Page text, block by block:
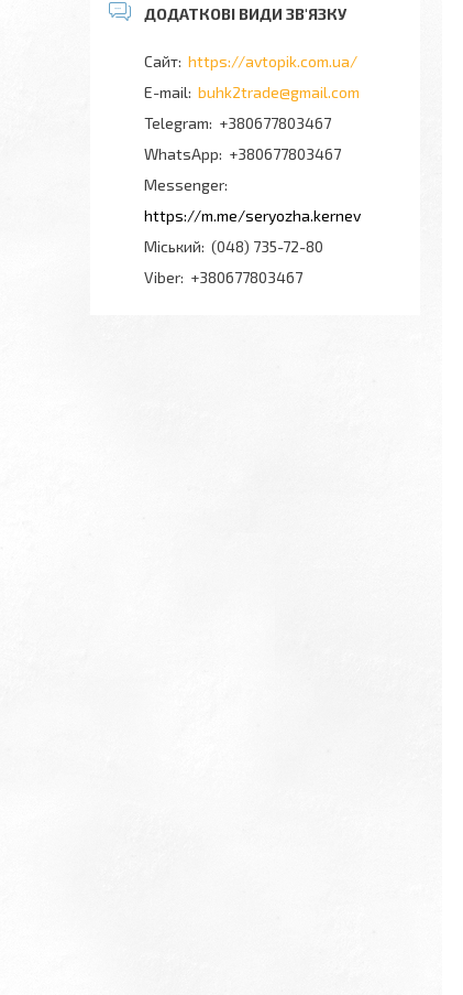
https://avtopik.com.ua/
buhk2trade@gmail.com
+380677803467
+380677803467
Messenger
https://m.me/seryozha.kernev
Міський (048) 735-72-80
Viber +380677803467